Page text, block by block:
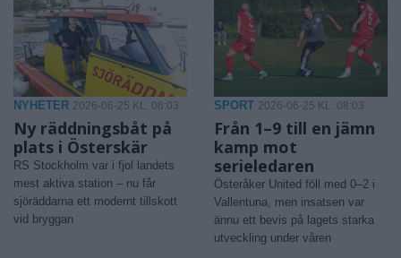
NYHETER 2026-06-25 KL. 08:03
Ny räddningsbåt på
plats i Österskär
RS Stockholm var i fjol landets
mest aktiva station – nu får
sjöräddarna ett modernt tillskott
vid bryggan
SPORT 2026-06-25 KL. 08:03
Från 1–9 till en jämn
kamp mot
serieledaren
Österåker United föll med 0–2 i
Vallentuna, men insatsen var
ännu ett bevis på lagets starka
utveckling under våren